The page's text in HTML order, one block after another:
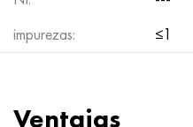
impurezas:
≤1
Ventajas
MP159
multimetro n155
56DGNH
68NKhVKTYu
HN73MBTYu
XN70YU
5B
TL5
1.4567 - AISI 304Cu
1.4570-aisi303Cu
15X16H2AM
18X11MNFB
30X, AISI 5130, 30h
30hgs, 30hgs